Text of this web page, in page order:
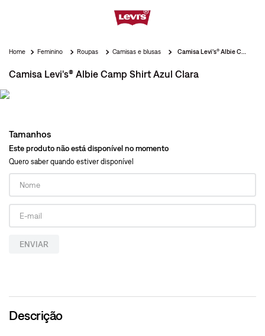
Feminino Roupas Camisas e blusas
Camisa Levi's® Albie Camp Shirt Azul Clara
Tamanhos
Este produto não está disponível no momento
Quero saber quando estiver disponível
ENVIAR
Descrição